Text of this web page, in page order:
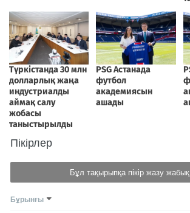
Пікірлер
Бұл тақырыпқа пікір жазу жабық
Бұрынғы